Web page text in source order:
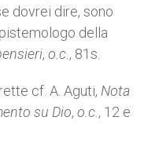
dovrei dire, sono
della
, o.c. , 81s.
cf. A. Aguti, Nota
su Dio, o.c. , 12 e